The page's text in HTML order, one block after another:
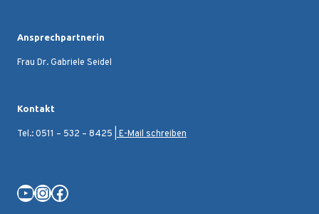
Ansprechpartnerin
Frau Dr. Gabriele Seidel
Kontakt
Tel.: 0511 – 532 – 8425 | E-Mail schreiben
YouTube
Instagram
Facebook